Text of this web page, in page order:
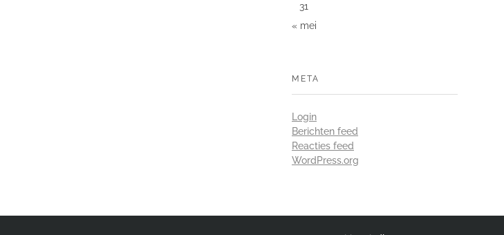
31
« mei
META
Login
Berichten feed
Reacties feed
WordPress.org